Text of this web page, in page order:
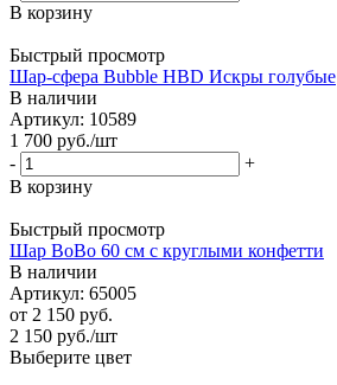
В корзину
Быстрый просмотр
Шар-сфера Bubble HBD Искры голубые
В наличии
Артикул: 10589
1 700 руб./шт
-
+
В корзину
Быстрый просмотр
Шар BoBo 60 см с круглыми конфетти
В наличии
Артикул: 65005
от 2 150 руб.
2 150 руб./шт
Выберите цвет